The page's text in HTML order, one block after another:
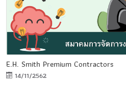
E.H. Smith Premium Contractors
14/11/2562